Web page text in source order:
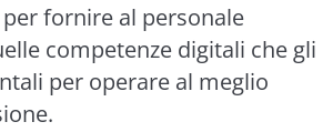
fornire al personale
competenze digitali che gli
per operare al meglio